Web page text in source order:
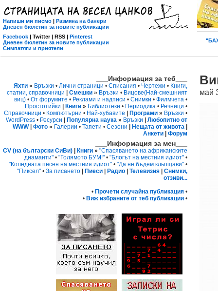
Напиши ми писмо | Размяна на банери
Дневен бюлетин за новите публикации
Facebook | Twitter | RSS | Pinterest
Дневен бюлетин за новите публикации
Симпатяги и приятели
май
___Информация за теб___
Яхти » Връзки • Лични страници • Списания • Чертежи • Книги,
статии, справочници
Смешки » Връзки • Вицове(Най-смешният
виц) • От форумите • Реклами и надписи • Снимки • Филмчета •
Простотийки
Книги » Библиотеки • Периодика • Речници •
Справочници • Компютърни • Най-хубавите Програми » Връзки •
WordPress • Ресурси Популярна наука » Връзки
Любопитно от
WWW| Фото » Галерии • Тапети • Сезони Нещата от живота
Анкети
Форум
___Информация за мен___
CV (на български СиВи) Книги » "Спасяването на африканските
диаманти" • "Голямото БУМ!" • "Блогът на местния идиот" •
"Коледната песен на местния идиот" • "Да не бъдем кльощави" •
"Пиксел" • За писането Пиеси Радио Телевизия
Снимки,
отзиви...
• Прочети случайна публикация •
• Виж избраните от теб публикации •